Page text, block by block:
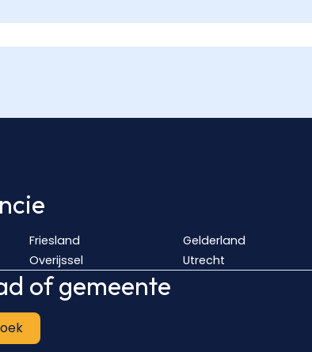
Friesland Gelderland
Overijssel Utrecht
of gemeente